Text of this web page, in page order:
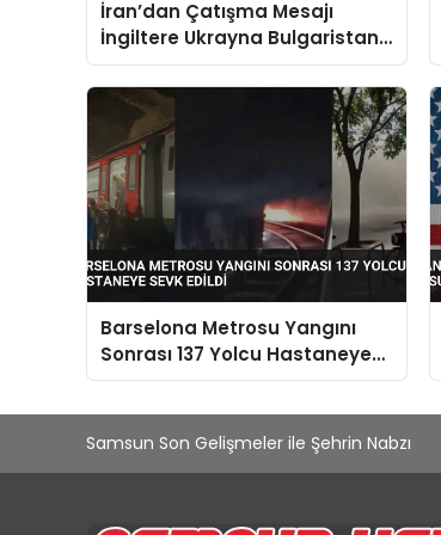
İran’dan Çatışma Mesajı
İngiltere Ukrayna Bulgaristan
Çatışmanın Parçası
Olmayacak
Barselona Metrosu Yangını
Sonrası 137 Yolcu Hastaneye
Sevk Edildi
Samsun Son Gelişmeler ile Şehrin Nabzı